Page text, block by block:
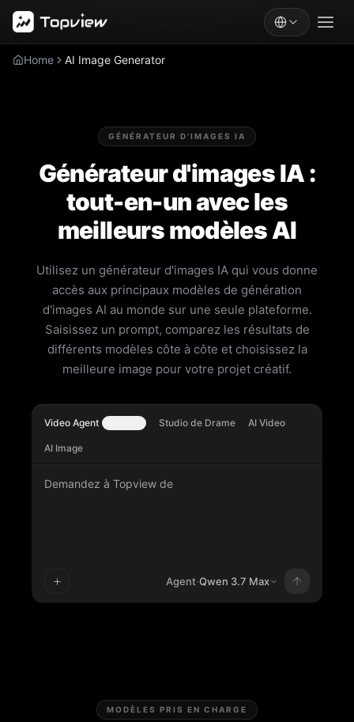
Home AI Image Generator
GÉNÉRATEUR D'IMAGES IA
Générateur d'images IA :
tout-en-un avec les
meilleurs modèles AI
Utilisez un générateur d'images IA qui vous donne
accès aux principaux modèles de génération
d'images AI au monde sur une seule plateforme.
Saisissez un prompt, comparez les résultats de
différents modèles côte à côte et choisissez la
meilleure image pour votre projet créatif.
Video Agent Studio de Drame AI Video
AI Image
Demandez à Topview de
Agent·Qwen 3.7 Max
MODÈLES PRIS EN CHARGE